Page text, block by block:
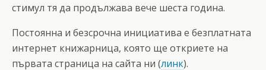
стимул тя да продължава вече шеста година.
Постоянна и безсрочна инициатива е безплатната
интернет книжарница, която ще откриете на
първата страница на сайта ни (линк).